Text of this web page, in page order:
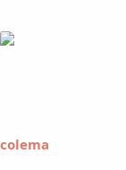
colema